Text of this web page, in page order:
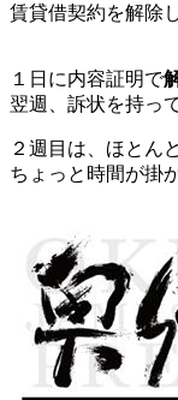
賃貸借契約を解除
１日に内容証明で
翌週、訴状を持っ
２週目は、ほとん
ちょっと時間が掛